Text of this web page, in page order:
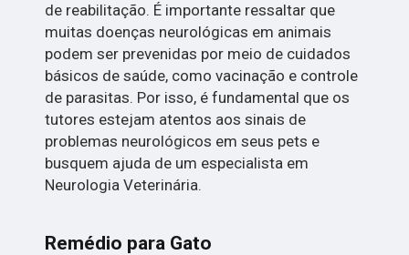
de reabilitação. É importante ressaltar que
muitas doenças neurológicas em animais
podem ser prevenidas por meio de cuidados
básicos de saúde, como vacinação e controle
de parasitas. Por isso, é fundamental que os
tutores estejam atentos aos sinais de
problemas neurológicos em seus pets e
busquem ajuda de um especialista em
Neurologia Veterinária.
Remédio para Gato